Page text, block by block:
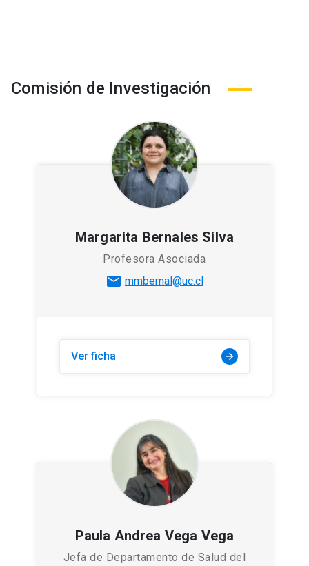
Comisión de Investigación
Margarita Bernales Silva
Profesora Asociada
mail mmbernal@uc.cl
Ver ficha arrow_forward
Paula Andrea Vega Vega
Jefa de Departamento de Salud del